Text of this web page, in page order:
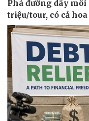
Kinh tế
Bất động sản
Khởi nghiệp